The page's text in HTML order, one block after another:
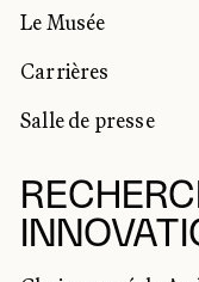
Le Musée
Carrières
Salle de presse